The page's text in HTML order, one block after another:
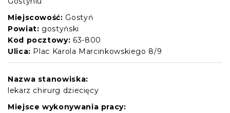
Miejscowość: Gostyń
Powiat: gostyński
Kod pocztowy: 63-800
Ulica: Plac Karola Marcinkowskiego 8/9
Nazwa stanowiska:
lekarz chirurg dziecięcy
Miejsce wykonywania pracy: